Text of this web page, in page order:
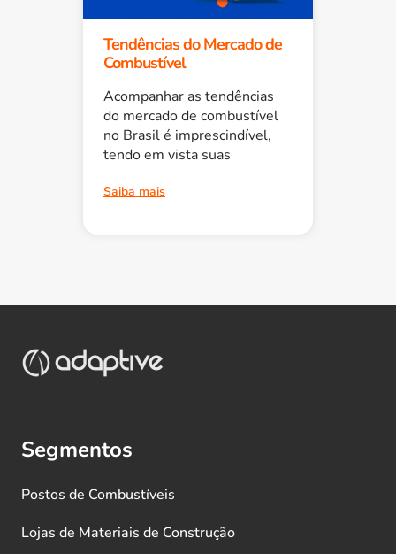
Tendências do Mercado de
Combustível
Acompanhar as tendências
do mercado de combustível
no Brasil é imprescindível,
tendo em vista suas
Saiba mais
Segmentos
Postos de Combustíveis
Lojas de Materiais de Construção